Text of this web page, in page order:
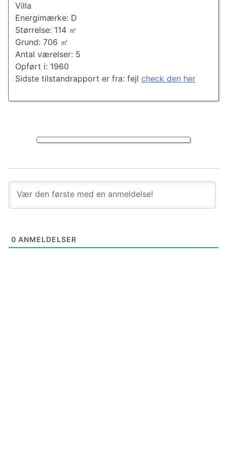
0 ANMELDELSER
Villa
Energimærke: D
Størrelse: 114 ㎡
Grund: 706 ㎡
Antal værelser: 5
Opført i: 1960
Sidste tilstandrapport er fra: fejl check den her